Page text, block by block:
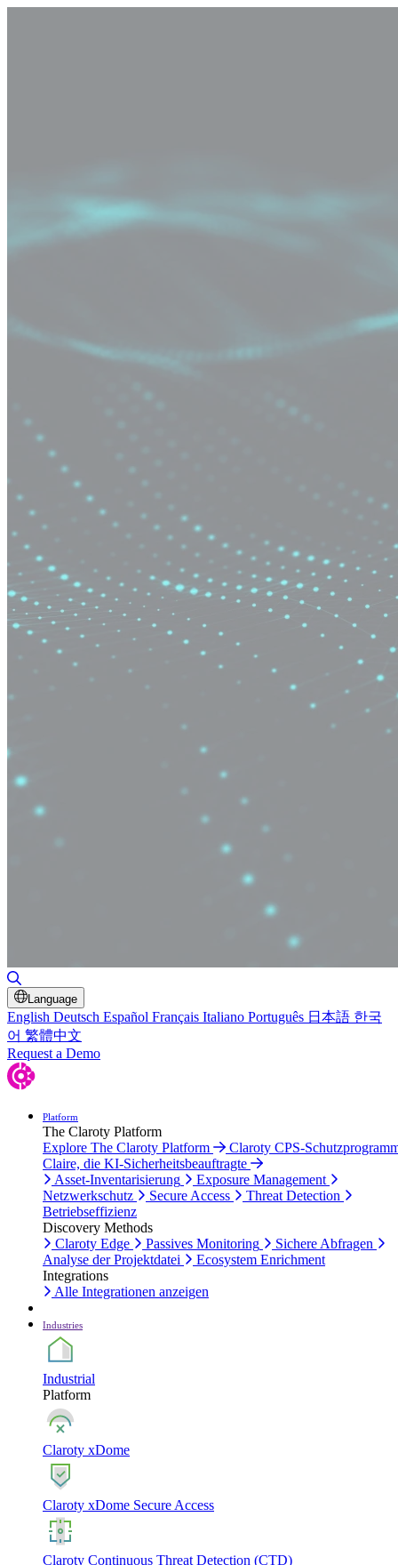
Language
English Deutsch Español Français Italiano Português 日本語 한국
어 繁體中文
Request a Demo
Platform
The Claroty Platform
Explore The Claroty Platform
Claroty CPS-
Claire, die KI-Sicherheitsbeauftragte
Asset-Inventarisierung
Exposure Management
Netzwerkschutz
Secure Access
Threat Detection
Betriebseffizienz
Discovery Methods
Claroty Edge
Passives Monitoring
Sichere Abfragen
Analyse der Projektdatei
Ecosystem Enrichment
Integrations
Alle Integrationen anzeigen
Industries
Industrial
Platform
Claroty xDome
Claroty xDome Secure Access
Claroty Continuous Threat Detection (CTD)